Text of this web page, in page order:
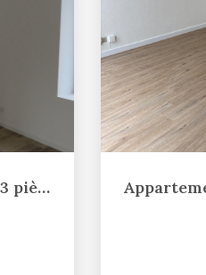
Appartement Brest 3 pièce(s), 63m²